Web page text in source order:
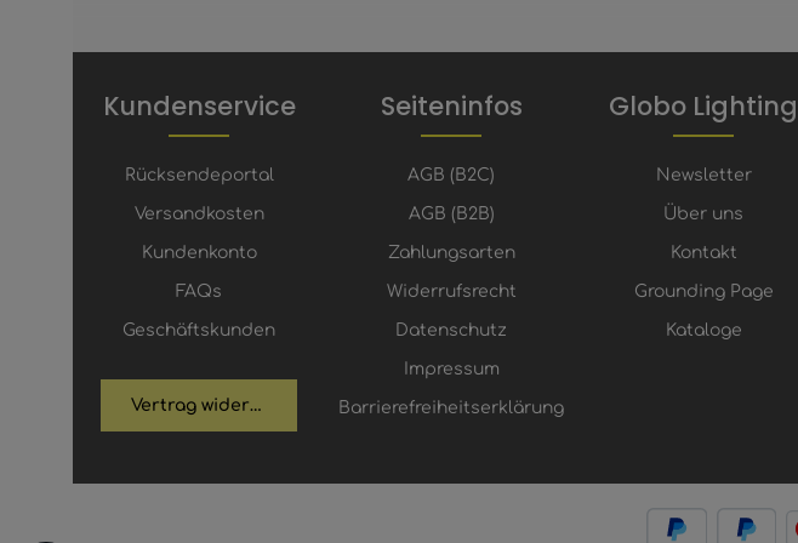
Kundenservice
Rücksendeportal
Versandkosten
Kundenkonto
FAQs
Geschäftskunden
Vertrag widerrufen
Seiteninfos
AGB (B2C)
AGB (B2B)
Zahlungsarten
Widerrufsrecht
Datenschutz
Impressum
Barrierefreiheitserklärung
Globo Lighting
Newsletter
Über uns
Kontakt
Grounding Page
Kataloge